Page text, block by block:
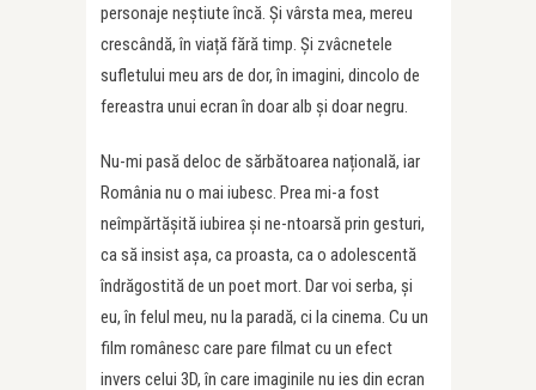
personaje neștiute încă. Și vârsta mea, mereu
crescândă, în viață fără timp. Și zvâcnetele
sufletului meu ars de dor, în imagini, dincolo de
fereastra unui ecran în doar alb și doar negru.
Nu-mi pasă deloc de sărbătoarea națională, iar
România nu o mai iubesc. Prea mi-a fost
neîmpărtășită iubirea și ne-ntoarsă prin gesturi,
ca să insist așa, ca proasta, ca o adolescentă
îndrăgostită de un poet mort. Dar voi serba, și
eu, în felul meu, nu la paradă, ci la cinema. Cu un
film românesc care pare filmat cu un efect
invers celui 3D, în care imaginile nu ies din ecran